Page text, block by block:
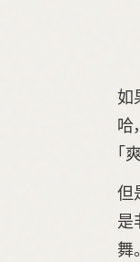
如
哈
「
但
是
舞